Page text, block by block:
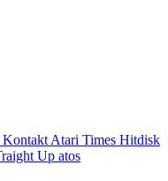
Kontakt Atari Times Hitdisk
Up atos